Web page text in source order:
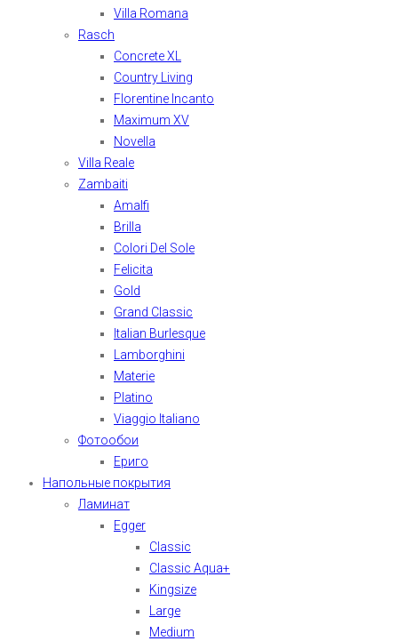
Villa Romana
Rasch
Concrete XL
Country Living
Florentine Incanto
Maximum XV
Novella
Villa Reale
Zambaiti
Amalfi
Brilla
Colori Del Sole
Felicita
Gold
Grand Classic
Italian Burlesque
Lamborghini
Materie
Platino
Viaggio Italiano
Фотообои
Ериго
Напольные покрытия
Ламинат
Egger
Classic
Classic Aqua+
Kingsize
Large
Medium